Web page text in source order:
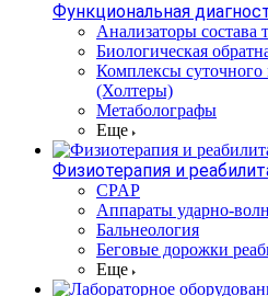
Функциональная
Анализаторы состава
Биологическая
Комплексы
(Холтеры)
Метаболографы
Еще
Физиотерапия и
CPAP
Аппараты ударно-
Бальнеология
Беговые дорожки
Еще